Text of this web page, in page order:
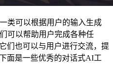
类可以根据用户的输入生成
可以帮助用户完成各种任
们也可以与用户进行交流，提
面是一些优秀的对话式AI工